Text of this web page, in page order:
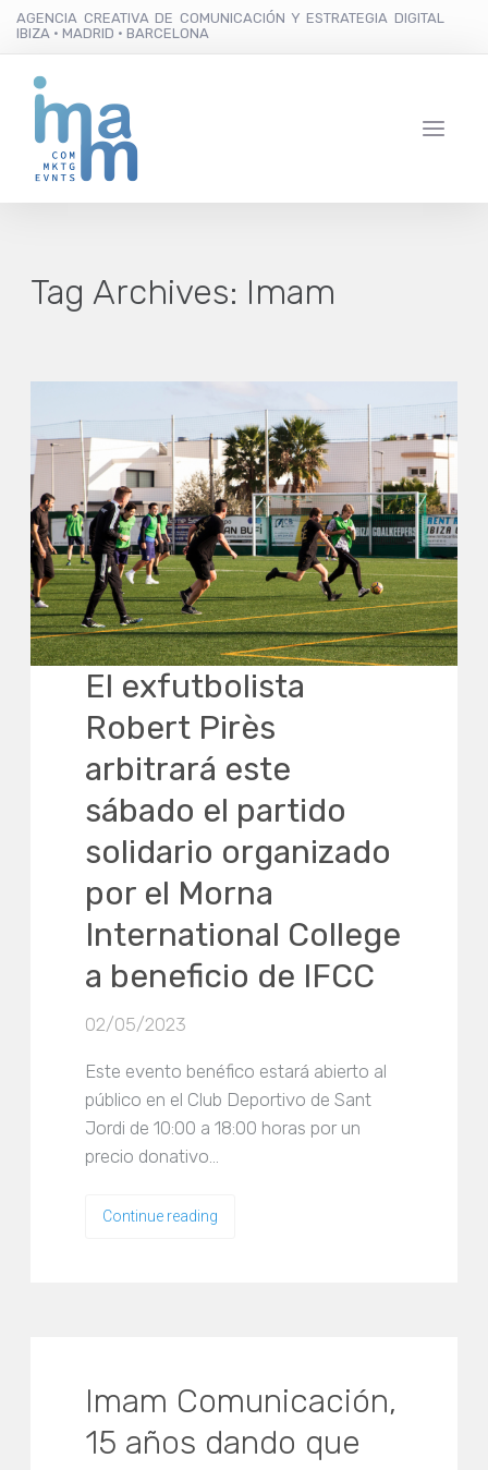
AGENCIA CREATIVA DE COMUNICACIÓN Y ESTRATEGIA DIGITAL
IBIZA · MADRID · BARCELONA
Tag Archives: Imam
El exfutbolista
Robert Pirès
arbitrará este
sábado el partido
solidario organizado
por el Morna
International College
a beneficio de IFCC
02/05/2023
Este evento benéfico estará abierto al
público en el Club Deportivo de Sant
Jordi de 10:00 a 18:00 horas por un
precio donativo…
Continue reading
Imam Comunicación,
15 años dando que